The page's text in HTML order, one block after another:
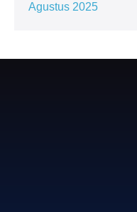
Agustus 2025